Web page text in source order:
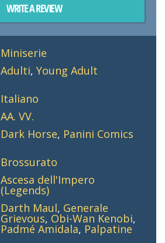
WRITE A REVIEW
Miniserie
Adulti,Young Adult
Italiano
AA. VV.
Dark Horse, Panini Comics
Brossurato
Ascesa dell'Impero
(Legends)
Darth Maul, Generale
Grievous, Obi-Wan Kenobi,
Padmé Amidala, Palpatine